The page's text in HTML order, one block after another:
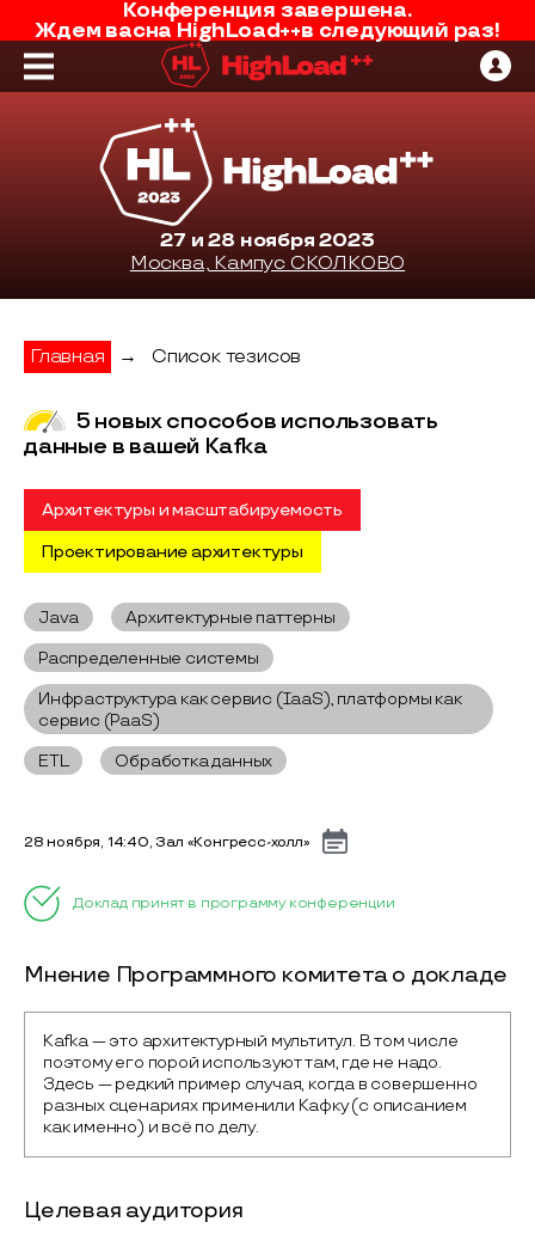
Конференция завершена.
Ждем васна HighLoad++в следующий раз!
27 и 28 ноября 2023
Москва, Кампус СКОЛКОВО
Главная → Список тезисов
5 новых способов использовать
данные в вашей Kafka
Архитектуры и масштабируемость
Проектирование архитектуры
Java
Архитектурные паттерны
Распределенные системы
Инфраструктура как сервис (IaaS), платформы как
сервис (PaaS)
ETL
Обработка данных
28 ноября, 14:40, Зал «Конгресс-холл»
Доклад принят в программу конференции
Мнение Программного комитета о докладе
Kafka — это архитектурный мультитул. В том числе
поэтому его порой используют там, где не надо.
Здесь — редкий пример случая, когда в совершенно
разных сценариях применили Кафку (с описанием
как именно) и всё по делу.
Целевая аудитория